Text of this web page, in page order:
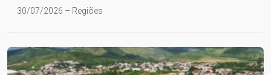
30/07/2026 – Regiões